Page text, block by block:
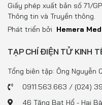
Giấy phép xuất bản số 71/
Thông tin và Truyền thông.
Phát triển bởi Hemera
TẠP CHÍ ĐIỆN TỬ KINH
Tổng biên tập: Ông Nguyễn
0911.563.663 / (024)
46 Tăng Bạt Hổ - Hai